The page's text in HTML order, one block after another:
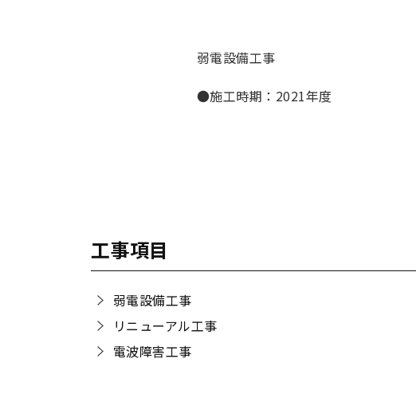
弱電設備工事
●施工時期：2021年度
工事項目
弱電設備工事
リニューアル工事
電波障害工事